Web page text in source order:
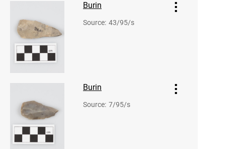
Burin
Source: 43/95/s
Burin
Source: 7/95/s